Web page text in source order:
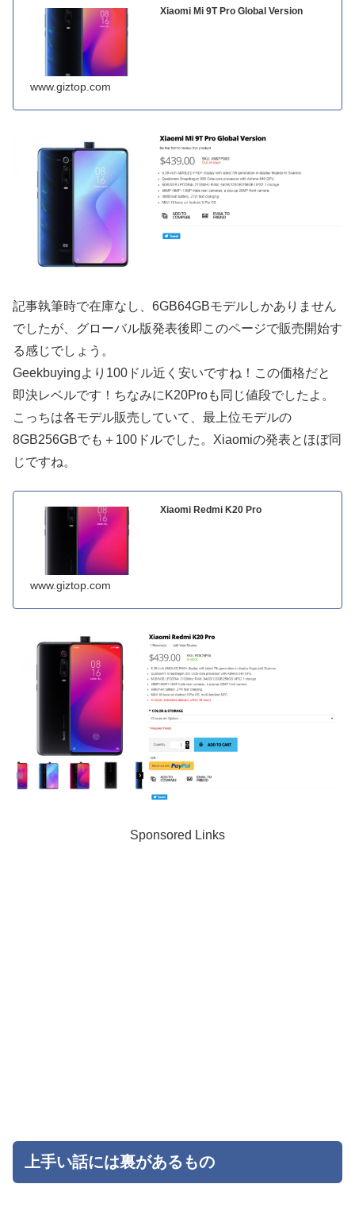
Xiaomi Mi 9T Pro Global Version
www.giztop.com
記事執筆時で在庫なし、6GB64GBモデルしかありません
でしたが、グローバル版発表後即このページで販売開始す
る感じでしょう。
Geekbuyingより100ドル近く安いですね！この価格だと
即決レベルです！ちなみにK20Proも同じ値段でしたよ。
こっちは各モデル販売していて、最上位モデルの
8GB256GBでも＋100ドルでした。Xiaomiの発表とほぼ同
じですね。
Xiaomi Redmi K20 Pro
www.giztop.com
Sponsored Links
上手い話には裏があるもの